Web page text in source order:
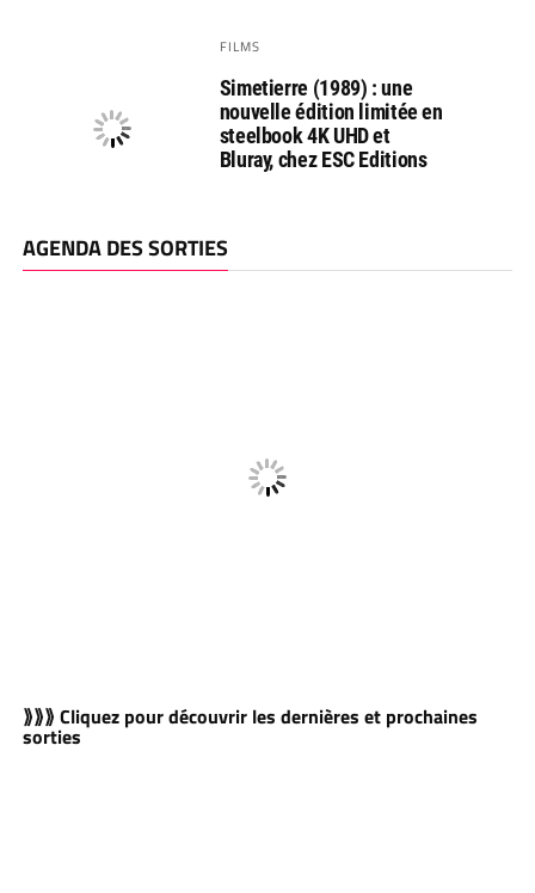
FILMS
Simetierre (1989) : une
nouvelle édition limitée en
steelbook 4K UHD et
Bluray, chez ESC Editions
AGENDA DES SORTIES
⟫⟫⟫ Cliquez pour découvrir les dernières et prochaines
sorties